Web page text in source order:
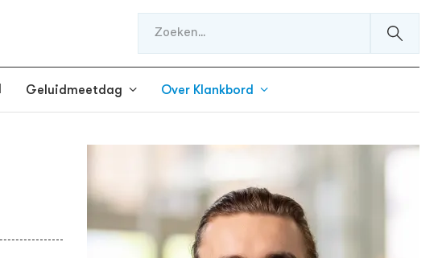
Geluidmeetdag Over Klankbord
Experts
Podcasts
Klankbord App